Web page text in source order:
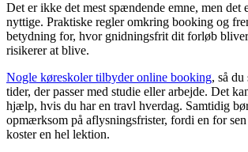
Det er ikke det mest spændende emne, men det
nyttige. Praktiske regler omkring booking og
betydning for, hvor gnidningsfrit dit forløb
risikerer at blive.
Nogle køreskoler tilbyder online booking, så
tider, der passer med studie eller arbejde. Det
hjælp, hvis du har en travl hverdag. Samtidig
opmærksom på aflysningsfrister, fordi en for
koster en hel lektion.